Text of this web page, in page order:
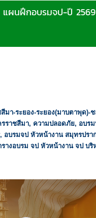
แผนฝึกอบรมจป-ปี 2569
มา-ระยอง-ระยอง(มาบตาพุด)-
ราชสีมา, ความปลอดภัย, อบร
, อบรมจป หัวหน้างาน สมุทรปรา
รางอบรม จป หัวหน้างาน จป บ